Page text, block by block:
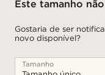
Este tamanho
Gostaria de ser
novo disponível?
Tamanho